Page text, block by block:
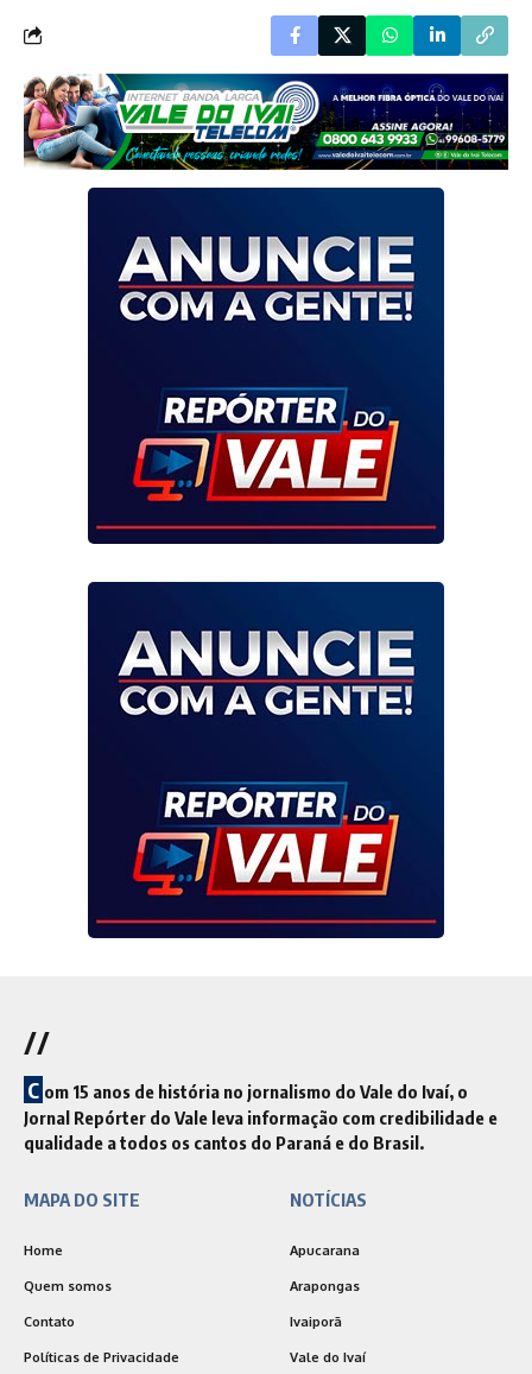
//
C om 15 anos de história no jornalismo do Vale do Ivaí, o
Jornal Repórter do Vale leva informação com credibilidade e
qualidade a todos os cantos do Paraná e do Brasil.
MAPA DO SITE
Home
Quem somos
Contato
Políticas de Privacidade
NOTÍCIAS
Apucarana
Arapongas
Ivaiporã
Vale do Ivaí